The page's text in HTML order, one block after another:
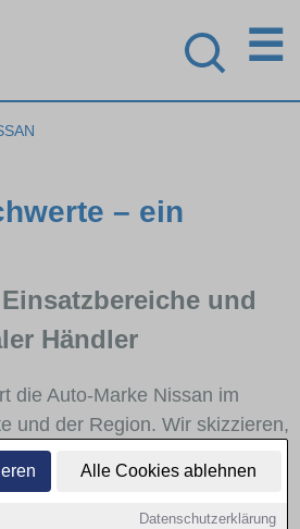
Alle Cookies ablehnen
Datenschutzerklärung
☰
– ein
und
Händler
die Auto-Marke Nissan im
und der Region. Wir skizzieren,
Nissan stark vertreten
häufig im Stadt- und
sind und für welche